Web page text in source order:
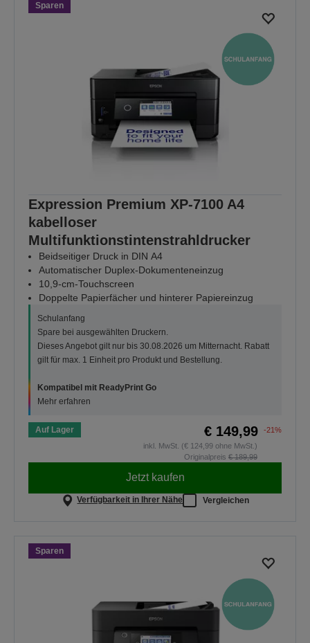
Sparen
Expression Premium XP-7100 A4
kabelloser
Multifunktionstintenstrahldrucker
Beidseitiger Druck in DIN A4
Automatischer Duplex-Dokumenteneinzug
10,9-cm-Touchscreen
Doppelte Papierfächer und hinterer Papiereinzug
Schulanfang
Spare bei ausgewählten Druckern.
Dieses Angebot gilt nur bis 30.08.2026 um Mitternacht. Rabatt
gilt für max. 1 Einheit pro Produkt und Bestellung.
Kompatibel mit ReadyPrint Go
Mehr erfahren
Auf Lager € 149,99
-21%
inkl. MwSt. (€ 124,99 ohne MwSt.)
Originalpreis € 189,99
Jetzt kaufen
Verfügbarkeit in Ihrer Nähe Vergleichen
Sparen